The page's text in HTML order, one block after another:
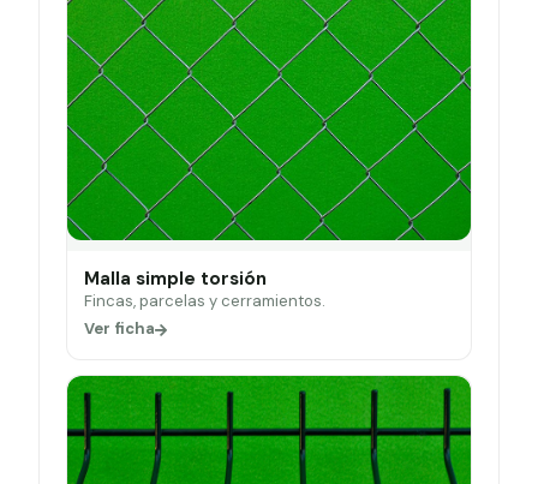
Malla simple torsión
Fincas, parcelas y cerramientos.
Ver ficha